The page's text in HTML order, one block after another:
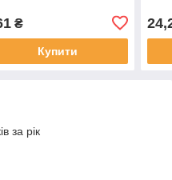
₴
Купити
за рік